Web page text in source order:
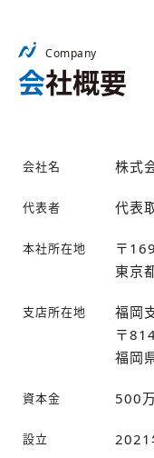
Company
会社概要
会社名 株式
代表者 代表
本社所在地
〒
東京
支店所在地
福岡
〒
福岡
資本金 500
設立 2021